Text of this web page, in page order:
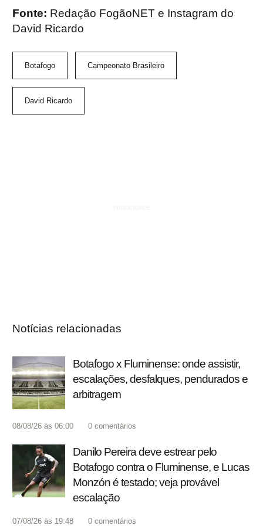
Fonte: Redação FogãoNET e Instagram do
David Ricardo
Botafogo Campeonato Brasileiro
David Ricardo
Notícias relacionadas
Botafogo x Fluminense: onde assistir,
escalações, desfalques, pendurados e
arbitragem
08/08/26 às 06:00 0 comentários
Danilo Pereira deve estrear pelo
Botafogo contra o Fluminense, e Lucas
Monzón é testado; veja provável
escalação
07/08/26 às 19:48 0 comentários